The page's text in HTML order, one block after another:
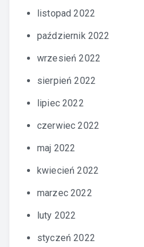
listopad 2022
październik 2022
wrzesień 2022
sierpień 2022
lipiec 2022
czerwiec 2022
maj 2022
kwiecień 2022
marzec 2022
luty 2022
styczeń 2022